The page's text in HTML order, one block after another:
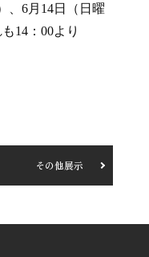
、6月14日（日曜
14：00より
その他展示